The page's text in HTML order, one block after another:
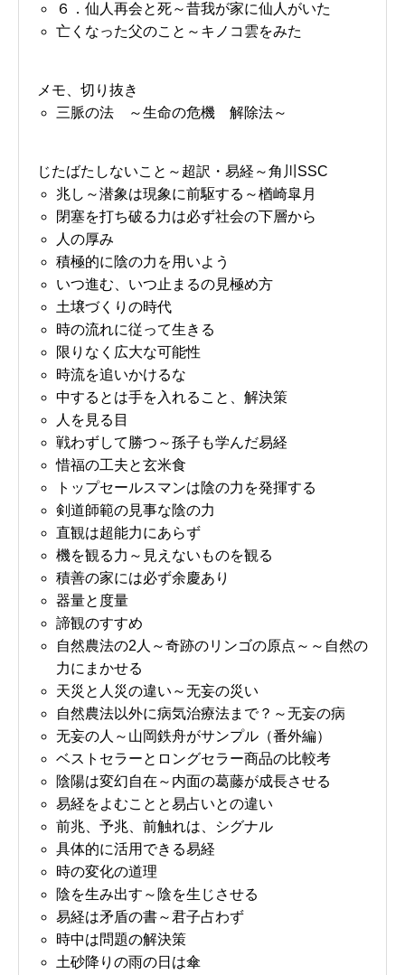
６．仙人再会と死～昔我が家に仙人がいた
亡くなった父のこと～キノコ雲をみた
メモ、切り抜き
三脈の法 ～生命の危機 解除法～
じたばたしないこと～超訳・易経～角川SSC
兆し～潜象は現象に前駆する～楢崎皐月
閉塞を打ち破る力は必ず社会の下層から
人の厚み
積極的に陰の力を用いよう
いつ進む、いつ止まるの見極め方
土壌づくりの時代
時の流れに従って生きる
限りなく広大な可能性
時流を追いかけるな
中するとは手を入れること、解決策
人を見る目
戦わずして勝つ～孫子も学んだ易経
惜福の工夫と玄米食
トップセールスマンは陰の力を発揮する
剣道師範の見事な陰の力
直観は超能力にあらず
機を観る力～見えないものを観る
積善の家には必ず余慶あり
器量と度量
諦観のすすめ
自然農法の2人～奇跡のリンゴの原点～～自然の
力にまかせる
天災と人災の違い～无妄の災い
自然農法以外に病気治療法まで？～无妄の病
无妄の人～山岡鉄舟がサンプル（番外編）
ベストセラーとロングセラー商品の比較考
陰陽は変幻自在～内面の葛藤が成長させる
易経をよむことと易占いとの違い
前兆、予兆、前触れは、シグナル
具体的に活用できる易経
時の変化の道理
陰を生み出す～陰を生じさせる
易経は矛盾の書～君子占わず
時中は問題の解決策
土砂降りの雨の日は傘